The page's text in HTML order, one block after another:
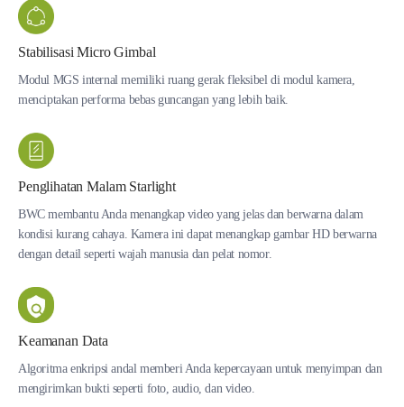
Stabilisasi Micro Gimbal
Modul MGS internal memiliki ruang gerak fleksibel di modul kamera,
menciptakan performa bebas guncangan yang lebih baik.
Penglihatan Malam Starlight
BWC membantu Anda menangkap video yang jelas dan berwarna dalam
kondisi kurang cahaya. Kamera ini dapat menangkap gambar HD berwarna
dengan detail seperti wajah manusia dan pelat nomor.
Keamanan Data
Algoritma enkripsi andal memberi Anda kepercayaan untuk menyimpan dan
mengirimkan bukti seperti foto, audio, dan video.